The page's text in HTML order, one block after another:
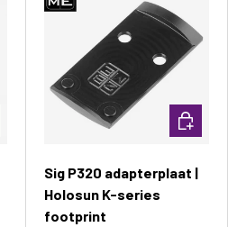
aan winkelwagen
Sig P320 adapterplaat |
Holosun K-series
footprint